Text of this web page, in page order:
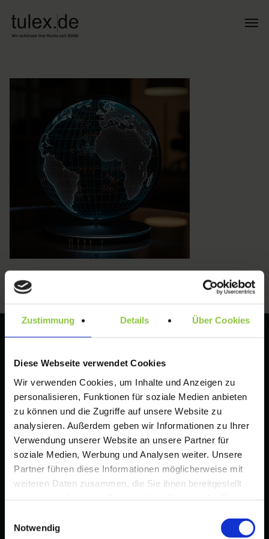
Zustimmung Details Über Cookies
Diese Webseite verwendet Cookies
Wir verwenden Cookies, um Inhalte und Anzeigen zu
personalisieren, Funktionen für soziale Medien anbieten
zu können und die Zugriffe auf unsere Website zu
analysieren. Außerdem geben wir Informationen zu Ihrer
Verwendung unserer Website an unsere Partner für
soziale Medien, Werbung und Analysen weiter. Unsere
Partner führen diese Informationen möglicherweise mit
weiteren Daten zusammen, die Sie ihnen bereitgestellt
Notwendig
Haben Sie Fragen?+49 30 33 00 79 16 Mo – Fr: 10 –
18 Uhr
Tips zur Gestaltung einer Wort-/Bildmarke
Amazon Brand Registry – Voraussetzungen, Vorteile
und rechtliche Anforderungen für Markeninhaber
Wenn Marken zu ähnlich sind: So prüfen Sie das Risiko
vor Anmeldung und Launch (DE & EU)
unterscheidungskräftigen Markennamen?